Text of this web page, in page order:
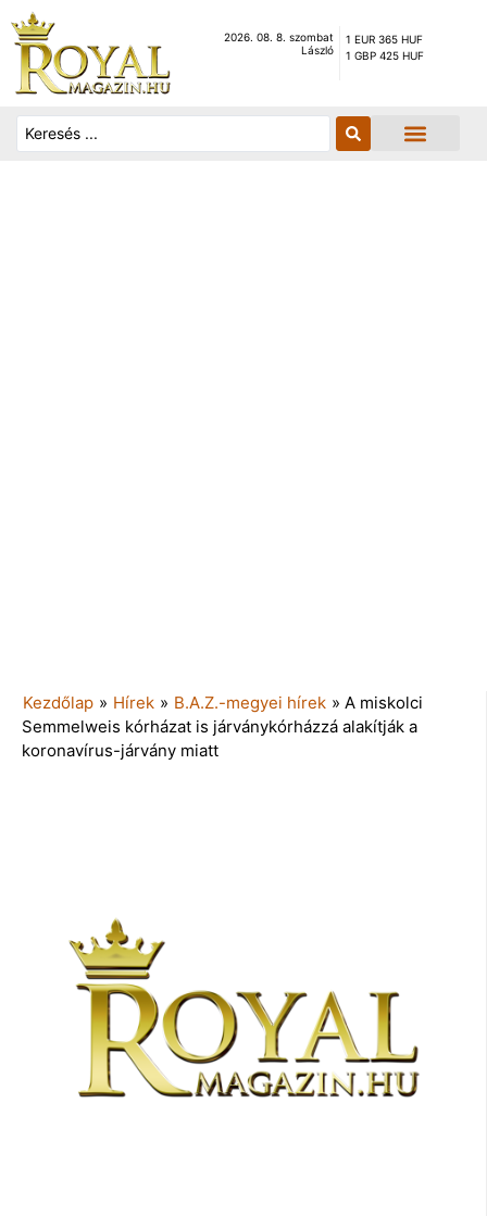
2026. 08. 8. szombat
László
1 EUR 365 HUF
1 GBP 425 HUF
Kezdőlap » Hírek » B.A.Z.-megyei hírek » A miskolci
Semmelweis kórházat is járványkórházzá alakítják a
koronavírus-járvány miatt